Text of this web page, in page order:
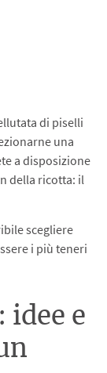
di piselli
una
a disposizione
della ricotta: il
scegliere
i più teneri
idee e